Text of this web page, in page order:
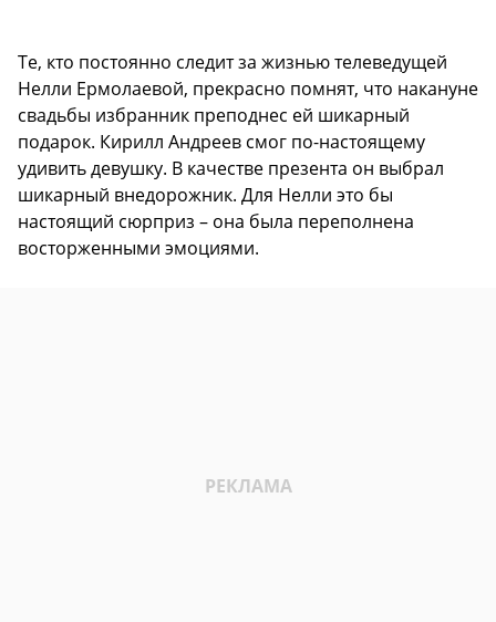
Те, кто постоянно следит за жизнью телеведущей
Нелли Ермолаевой, прекрасно помнят, что накануне
свадьбы избранник преподнес ей шикарный
подарок. Кирилл Андреев смог по-настоящему
удивить девушку. В качестве презента он выбрал
шикарный внедорожник. Для Нелли это бы
настоящий сюрприз – она была переполнена
восторженными эмоциями.